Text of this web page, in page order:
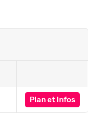
avec une double
familial et cadre
Planet Infos